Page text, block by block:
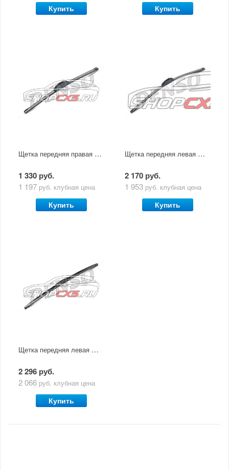
Купить Купить
Щетка передняя правая Mazda СХ-5 (2011-2017) Denso (бескаркасная)
1 330 руб.
1 197 руб. клубная цена
Купить
Щетка передняя левая Mazda СХ-5 (2011-2017) Denso (бескаркасная)
2 170 руб.
1 953 руб. клубная цена
Купить
Щетка передняя левая Mazda СХ-5 (2011-2017) Denso (гибридная)
2 296 руб.
2 066 руб. клубная цена
Купить